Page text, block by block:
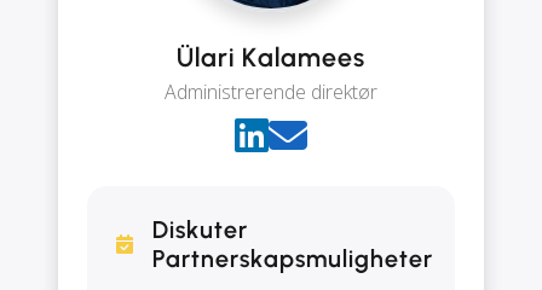
Ülari Kalamees
Administrerende direktør
Diskuter
Partnerskapsmuligheter